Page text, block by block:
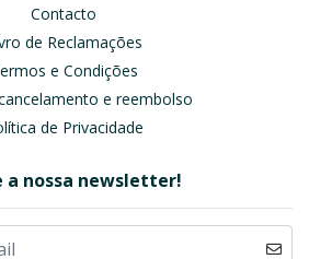
Contacto
de Reclamações
e Condições
e reembolso
de Privacidade
a nossa newsletter!